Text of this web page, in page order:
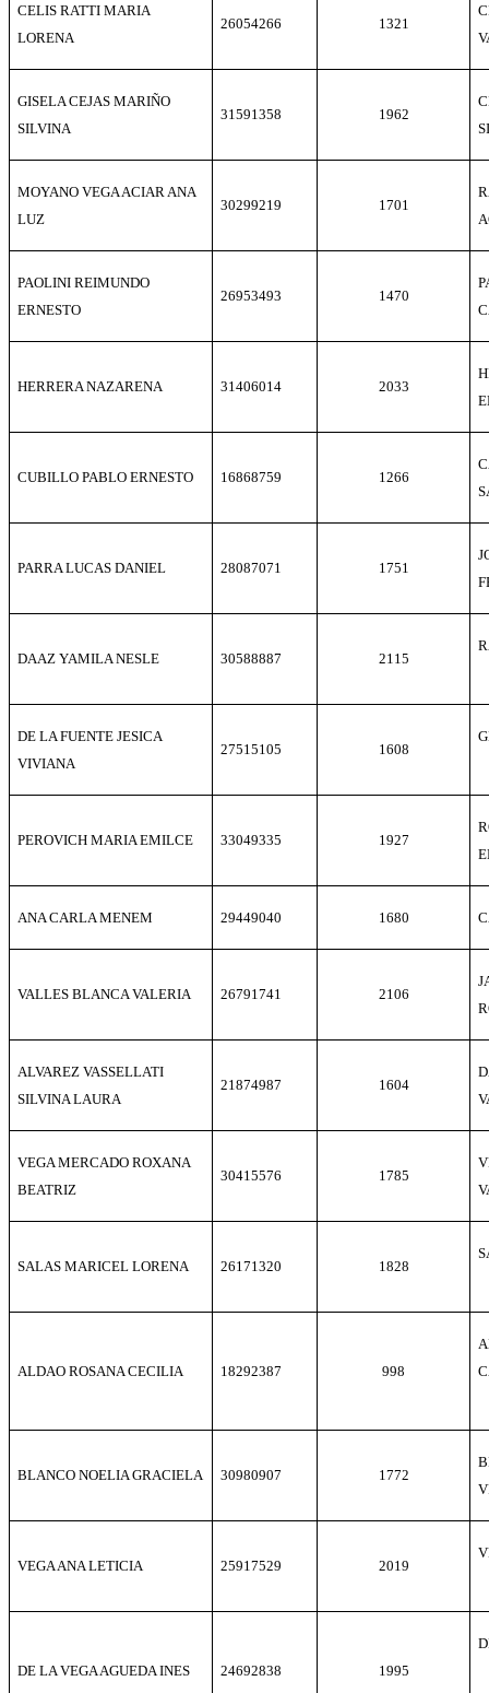
CELIS RATTI MARIA
LORENA
26054266 1321
GISELA CEJAS MARIÑO
SILVINA
31591358 1962
MOYANO VEGA ACIAR ANA
LUZ
30299219 1701
PAOLINI REIMUNDO
ERNESTO
26953493 1470
HERRERA NAZARENA 31406014 2033
CUBILLO PABLO ERNESTO 16868759 1266
PARRA LUCAS DANIEL 28087071 1751
DAAZ YAMILA NESLE 30588887 2115
DE LA FUENTE JESICA
VIVIANA
27515105 1608
PEROVICH MARIA EMILCE 33049335 1927
ANA CARLA MENEM 29449040 1680
VALLES BLANCA VALERIA 26791741 2106
ALVAREZ VASSELLATI
SILVINA LAURA
21874987 1604
VEGA MERCADO ROXANA
BEATRIZ
30415576 1785
SALAS MARICEL LORENA 26171320 1828
ALDAO ROSANA CECILIA 18292387 998
BLANCO NOELIA GRACIELA 30980907 1772
VEGA ANA LETICIA 25917529 2019
DE LA VEGA AGUEDA INES 24692838 1995